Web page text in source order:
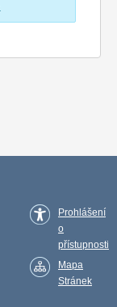
Prohlášení
o
přístupnosti
Mapa
Stránek